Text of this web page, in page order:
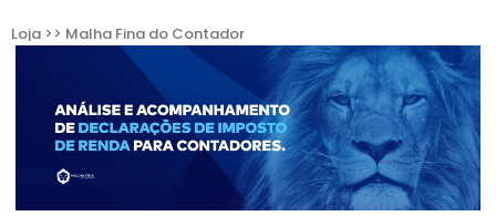
Loja >> Malha Fina do Contador